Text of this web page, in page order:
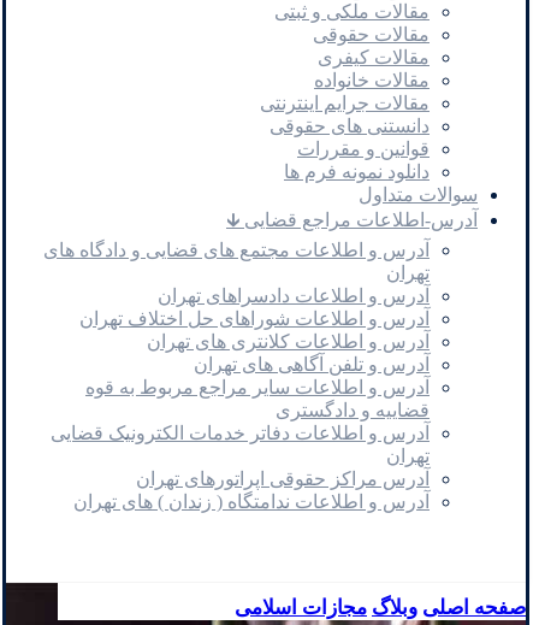
مقالات ملکی و ثبتی
مقالات حقوقی
مقالات کیفری
مقالات خانواده
مقالات جرایم اینترنتی
دانستنی های حقوقی
قوانین و مقررات
دانلود نمونه فرم ها
سوالات متداول
آدرس-اطلاعات مراجع قضایی 🡳
آدرس و اطلاعات مجتمع های قضایی و دادگاه های
تهران
آدرس و اطلاعات دادسراهای تهران
آدرس و اطلاعات شوراهای حل اختلاف تهران
آدرس و اطلاعات کلانتری های تهران
آدرس و تلفن آگاهی های تهران
آدرس و اطلاعات سایر مراجع مربوط به قوه
قضاییه و دادگستری
آدرس و اطلاعات دفاتر خدمات الکترونیک قضایی
تهران
آدرس مراکز حقوقی اپراتورهای تهران
آدرس و اطلاعات ندامتگاه ( زندان ) های تهران
صفحه اصلی وبلاگ مجازات اسلامی